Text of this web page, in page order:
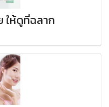
ให้ดูที่ฉลาก